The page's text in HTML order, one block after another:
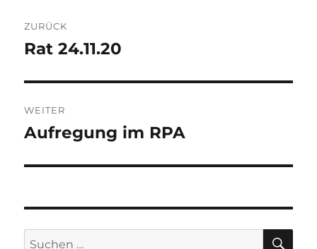
ZURÜCK
Vorheriger
Rat 24.11.20
WEITER
Nächster
Aufregung im RPA
Suchen